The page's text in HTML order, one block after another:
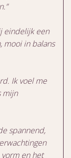
eindelijk een
mooi in balans
Ik voel me
mijn
spannend,
en het